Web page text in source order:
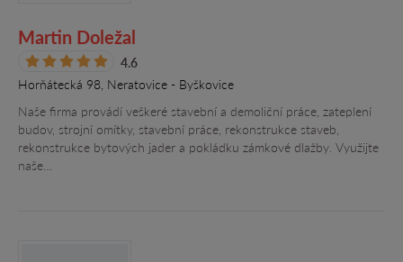
Martin Doležal
4.6
Horňátecká 98, Neratovice - Byškovice
Naše firma provádí veškeré stavební a demoliční práce, zateplení
budov, strojní omítky, stavební práce, rekonstrukce staveb,
rekonstrukce bytových jader a pokládku zámkové dlažby. Využijte
naše…